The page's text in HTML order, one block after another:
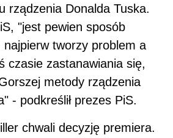
rządzenia Donalda Tuska.
"jest pewien sposób
najpierw tworzy problem a
czasie zastanawiania się,
metody rządzenia
- podkreślił prezes PiS.
chwali decyzję premiera.